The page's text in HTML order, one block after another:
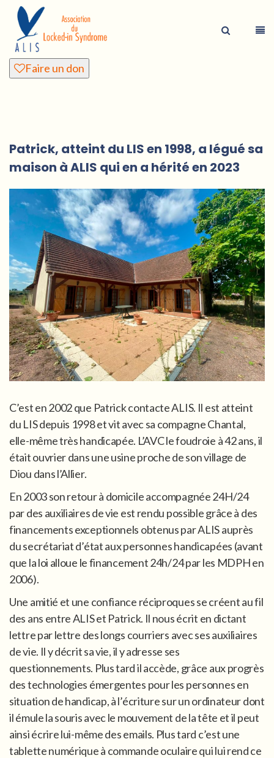
Faire un don
Patrick, atteint du LIS en 1998, a légué sa
maison à ALIS qui en a hérité en 2023
C’est en 2002 que Patrick contacte ALIS. Il est atteint
du LIS depuis 1998 et vit avec sa compagne Chantal,
elle-même très handicapée. L’AVC le foudroie à 42 ans, il
était ouvrier dans une usine proche de son village de
Diou dans l’Allier.
En 2003 son retour à domicile accompagnée 24H/24
par des auxiliaires de vie est rendu possible grâce à des
financements exceptionnels obtenus par ALIS auprès
du secrétariat d’état aux personnes handicapées (avant
que la loi alloue le financement 24h/24 par les MDPH en
2006).
Une amitié et une confiance réciproques se créent au fil
des ans entre ALIS et Patrick. Il nous écrit en dictant
lettre par lettre des longs courriers avec ses auxiliaires
de vie. Il y décrit sa vie, il y adresse ses
questionnements. Plus tard il accède, grâce aux progrès
des technologies émergentes pour les personnes en
situation de handicap, à l’écriture sur un ordinateur dont
il émule la souris avec le mouvement de la tête et il peut
ainsi écrire lui-même des emails. Plus tard c’est une
tablette numérique à commande oculaire qui lui rend ce